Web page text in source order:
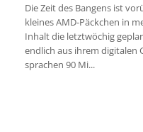
Die Zeit des Bangens ist
kleines AMD-Päckchen in
Inhalt die letztwöchig
endlich aus ihrem digitalen
sprachen 90 Mi...